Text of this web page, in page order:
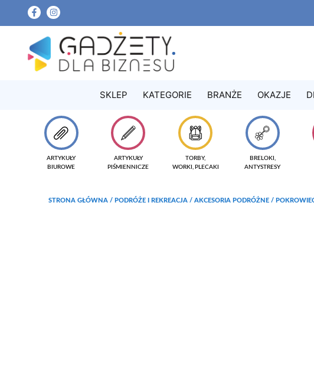
SKLEP KATEGORIE BRANŻE OKAZJE
ARTYKUŁY
BIUROWE
ARTYKUŁY
PIŚMIENNICZE
TORBY,
WORKI, PLECAKI
BRELOKI,
ANTYSTRESY
STRONA GŁÓWNA / PODRÓŻE I REKREACJA / AKCESORIA PODRÓŻNE /